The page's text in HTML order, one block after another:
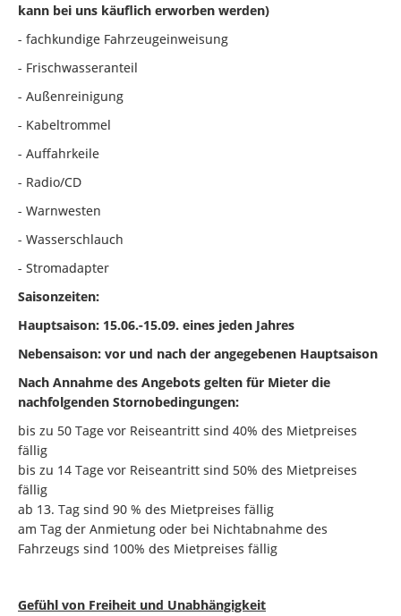
kann bei uns käuflich erworben werden)
- fachkundige Fahrzeugeinweisung
- Frischwasseranteil
- Außenreinigung
- Kabeltrommel
- Auffahrkeile
- Radio/CD
- Warnwesten
- Wasserschlauch
- Stromadapter
Saisonzeiten:
Hauptsaison: 15.06.-15.09. eines jeden Jahres
Nebensaison: vor und nach der angegebenen Hauptsaison
Nach Annahme des Angebots gelten für Mieter die
nachfolgenden Stornobedingungen:
bis zu 50 Tage vor Reiseantritt sind 40% des Mietpreises
fällig
bis zu 14 Tage vor Reiseantritt sind 50% des Mietpreises
fällig
ab 13. Tag sind 90 % des Mietpreises fällig
am Tag der Anmietung oder bei Nichtabnahme des
Fahrzeugs sind 100% des Mietpreises fällig
Gefühl von Freiheit und Unabhängigkeit